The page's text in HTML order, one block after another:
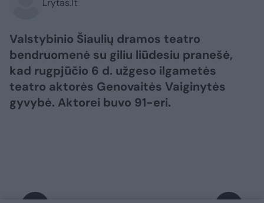
Valstybinio Šiaulių dramos teatro
bendruomenė su giliu liūdesiu pranešė,
kad rugpjūčio 6 d. užgeso ilgametės
teatro aktorės Genovaitės Vaiginytės
gyvybė. Aktorei buvo 91-eri.